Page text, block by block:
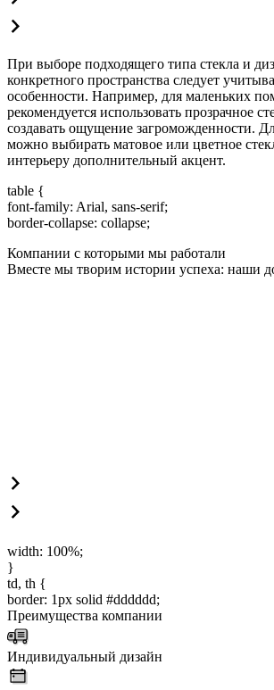
При выборе подходящего типа стекла и
конкретного пространства следует
особенности. Например, для маленьких
рекомендуется использовать прозрачное
создавать ощущение загроможденности.
можно выбирать матовое или цветное
интерьеру дополнительный акцент.
table {
font-family: Arial, sans-serif;
border-collapse: collapse;
Компании с которыми мы работали
Вместе мы творим истории успеха: наши
width: 100%;
}
td, th {
border: 1px solid #dddddd;
Преимущества компании
Индивидуальный дизайн